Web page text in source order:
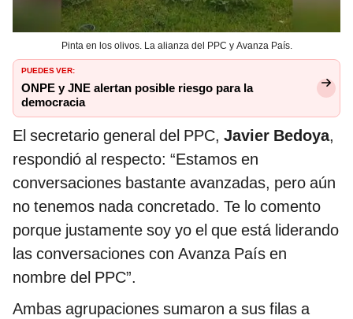
Pinta en los olivos. La alianza del PPC y Avanza País.
PUEDES VER:
ONPE y JNE alertan posible riesgo para la
democracia
El secretario general del PPC, Javier Bedoya,
respondió al respecto: “Estamos en
conversaciones bastante avanzadas, pero aún
no tenemos nada concretado. Te lo comento
porque justamente soy yo el que está liderando
las conversaciones con Avanza País en
nombre del PPC”.
Ambas agrupaciones sumaron a sus filas a